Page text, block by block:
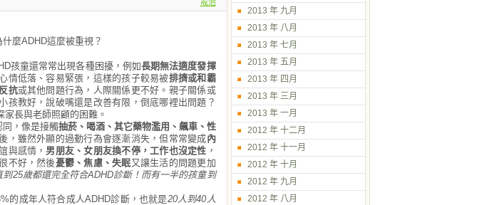
戒治
麼ADHD這麼被重視？
孩童還常常出現各種困擾，例如長期無法適度發揮
心情低落、容易緊張，這樣的孩子較易被排擠或和霸
抗或其他問題行為，人際關係更不好。親子關係或
孩教好，說破嘴還是改善有限，倒底哪裡出問題？
家長與老師照顧的困難。
，像是接觸抽菸、喝酒、其它藥物濫用、飆車、性
，雖然外顯的過動行為會逐漸消失，但常常變成內
與感情， 男朋友、女朋友換不停，工作也沒定性 ，
不好，然後憂鬱、焦慮、失眠又讓生活的問題更加
到25歲都還完全符合ADHD診斷！而有一半的孩童到
的成年人符合成人ADHD診斷，也就是20人到40人
2013 年 九月
2013 年 八月
2013 年 七月
2013 年 五月
2013 年 四月
2013 年 三月
2013 年 一月
2012 年 十二月
2012 年 十一月
2012 年 十月
2012 年 九月
2012 年 八月